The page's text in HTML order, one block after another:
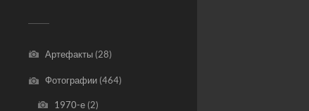
Артефакты (28)
Фотографии (464)
1970-е(2)